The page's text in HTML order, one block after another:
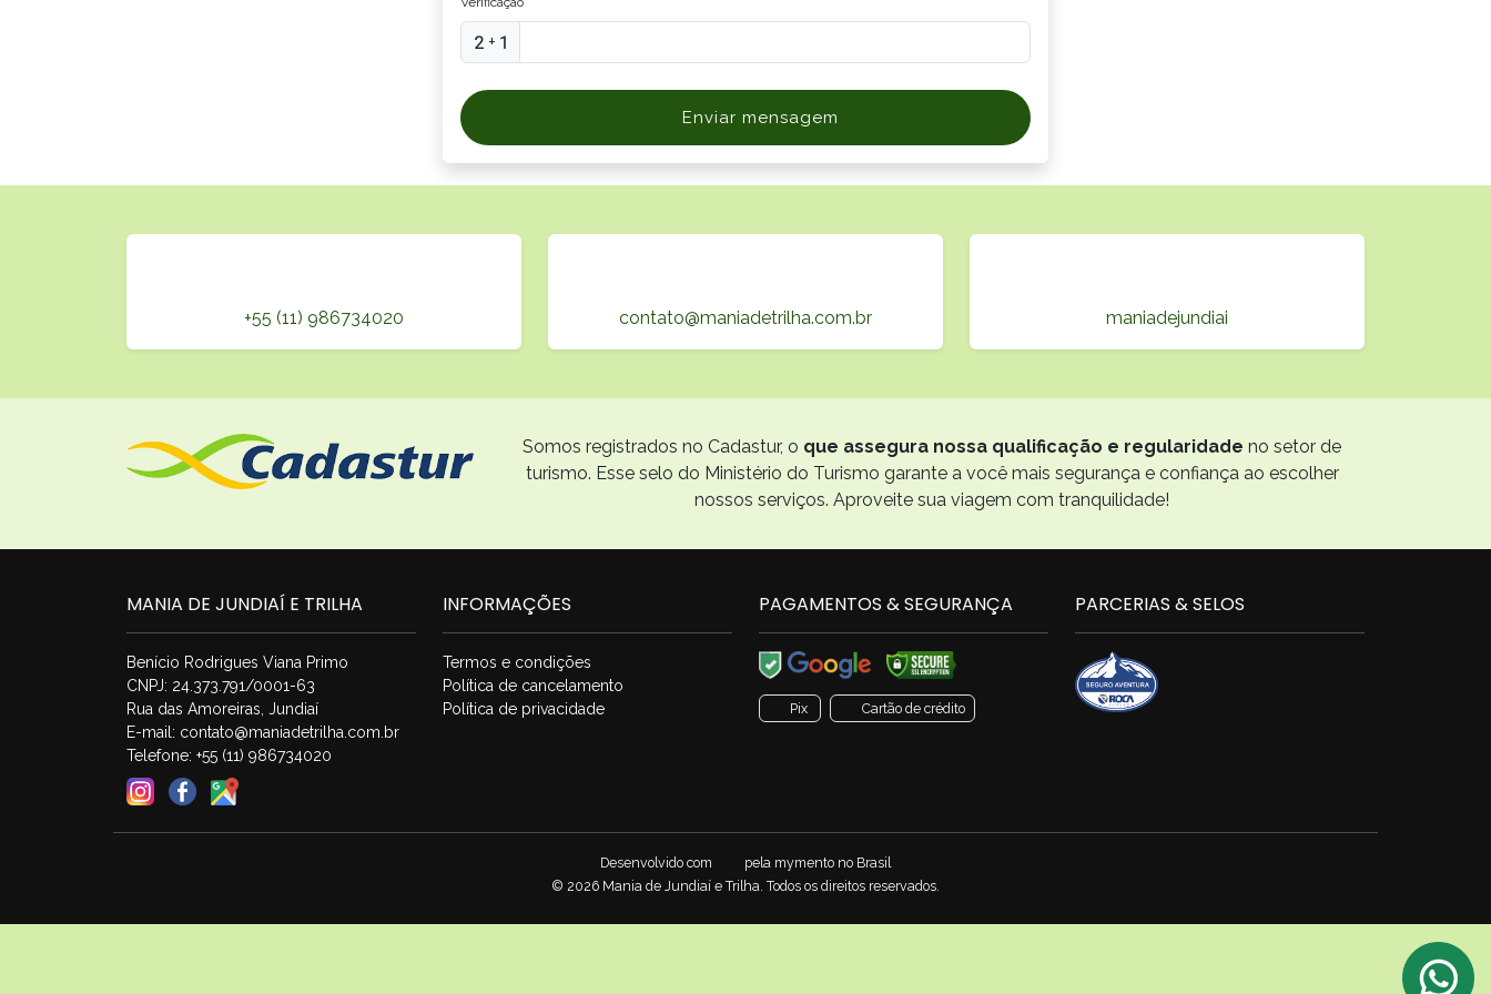
+
Enviar mensagem
+55 (11) 986734020 contato@maniadetrilha.com.br maniadejundiai
Somos registrados no Cadastur, o que assegura nossa qualificação e regularidade no setor de
turismo. Esse selo do Ministério do Turismo garante a você mais segurança e confiança ao escolher
nossos serviços. Aproveite sua viagem com tranquilidade!
MANIA DE JUNDIAÍ E TRILHA
Benício Rodrigues Viana Primo
CNPJ: 24.373.791/0001-63
Rua das Amoreiras, Jundiaí
E-mail: contato@maniadetrilha.com.br
Telefone: +55 (11) 986734020
INFORMAÇÕES
Termos e condições
Política de cancelamento
Política de privacidade
PAGAMENTOS & SEGURANÇA
Pix Cartão de crédito
PARCERIAS & SELOS
Desenvolvido com pela mymento no Brasil
© 2026 Mania de Jundiaí e Trilha. Todos os direitos reservados.